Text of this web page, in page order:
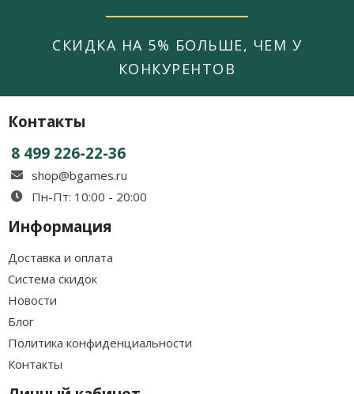
СКИДКА НА 5% БОЛЬШЕ, ЧЕМ У
КОНКУРЕНТОВ
Контакты
8 499 226-22-36
shop@bgames.ru
Пн-Пт: 10:00 - 20:00
Информация
Доставка и оплата
Система скидок
Новости
Блог
Политика конфиденциальности
Контакты